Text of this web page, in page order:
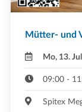
Mütter- und
Mo, 13.
09:00 -
Spitex